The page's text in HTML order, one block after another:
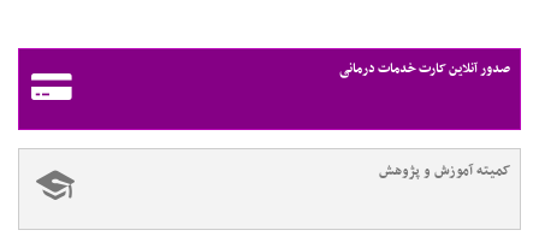
صدور آنلاین کارت خدمات درمانی
کمیته آموزش و پژوهش